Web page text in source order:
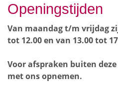
Openingstijden
Van maandag t/m vrijdag
tot 12.00 en van 13.00 tot
Voor afspraken buiten
met ons opnemen.